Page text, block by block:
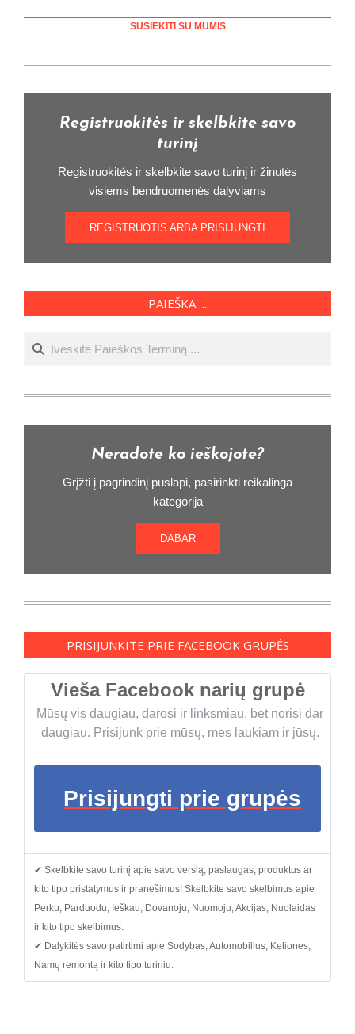
SUSIEKITI SU MUMIS
Registruokitės ir skelbkite savo
turinį
Registruokitės ir skelbkite savo turinį ir žinutės
visiems bendruomenės dalyviams
REGISTRUOTIS ARBA PRISIJUNGTI
PAIEŠKA….
Ieškoti
Neradote ko ieškojote?
Grįžti į pagrindinį puslapi, pasirinkti reikalinga
kategorija
DABAR
PRISIJUNKITE PRIE FACEBOOK GRUPĖS
Vieša Facebook narių grupė
Mūsų vis daugiau, darosi ir linksmiau, bet norisi dar
daugiau. Prisijunk prie mūsų, mes laukiam ir jūsų.
Prisijungti prie grupės
✔ Skelbkite savo turinį apie savo verslą, paslaugas, produktus ar
kito tipo pristatymus ir pranešimus! Skelbkite savo skelbimus apie
Perku, Parduodu, Ieškau, Dovanoju, Nuomoju, Akcijas, Nuolaidas
ir kito tipo skelbimus.
✔ Dalykitės savo patirtimi apie Sodybas, Automobilius, Keliones,
Namų remontą ir kito tipo turiniu.